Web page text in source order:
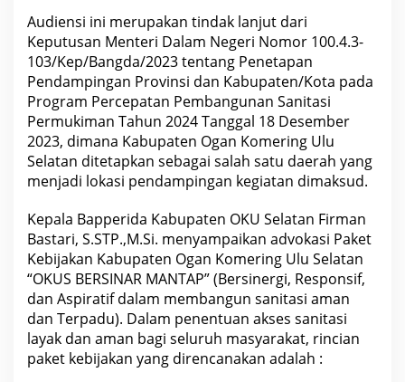
p
k
K
e
j
a
P
e
r
u
m
h
a
n
a
n
K
a
w
s
a
n
Audiensi ini merupakan tindak lanjut dari
Keputusan Menteri Dalam Negeri Nomor 100.4.3-
103/Kep/Bangda/2023 tentang Penetapan
Pendampingan Provinsi dan Kabupaten/Kota pada
Program Percepatan Pembangunan Sanitasi
Permukiman Tahun 2024 Tanggal 18 Desember
2023, dimana Kabupaten Ogan Komering Ulu
Selatan ditetapkan sebagai salah satu daerah yang
menjadi lokasi pendampingan kegiatan dimaksud.
Kepala Bapperida Kabupaten OKU Selatan Firman
Bastari, S.STP.,M.Si. menyampaikan advokasi Paket
Kebijakan Kabupaten Ogan Komering Ulu Selatan
“OKUS BERSINAR MANTAP” (Bersinergi, Responsif,
dan Aspiratif dalam membangun sanitasi aman
dan Terpadu). Dalam penentuan akses sanitasi
layak dan aman bagi seluruh masyarakat, rincian
paket kebijakan yang direncanakan adalah :